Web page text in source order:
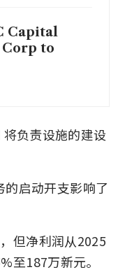
Capital
Corp to
负责设施的建设
启动开支影响了
但净利润从2025
至187万新元。